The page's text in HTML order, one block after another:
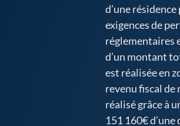
d’une
exigences de
réglementaires
d’un montant
est réalisée en
revenu fiscal de
réalisé grâce à
151 160€